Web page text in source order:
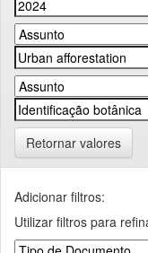
Retornar valores
Adicionar filtros:
Utilizar filtros para